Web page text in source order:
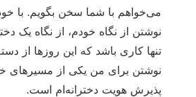
می‌خواهم با شما سخن بگویم. با
نوشتن از نگاه خودم، از نگاه یک
تنها کاری باشد که این روزها از
نوشتن برای من یکی از مسیرهای
پذیرش هویت دخترانه‌ام است.